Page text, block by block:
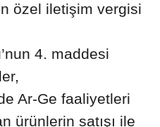
özel iletişim vergisi
4. maddesi
Ar-Ge faaliyetleri
ürünlerin satışı ile